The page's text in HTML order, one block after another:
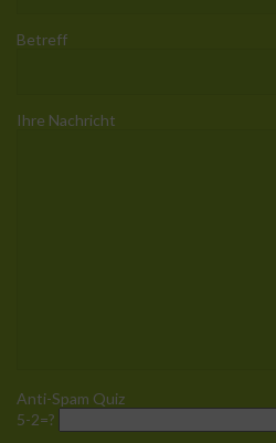
Betreff
Ihre Nachricht
Anti-Spam Quiz
5-2=?